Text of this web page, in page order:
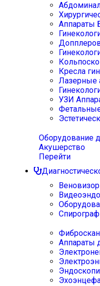
Аппараты
Кресла
Лазерные
УЗИ
Оборудование
Акушерство
Перейти
Аппараты